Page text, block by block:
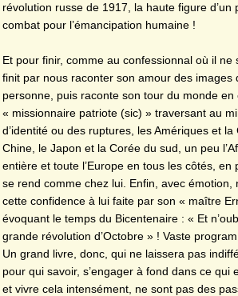
révolution russe de 1917, la haute figure d’un
combat pour l’émancipation humaine !
Et pour finir, comme au confessionnal où il ne
finit par nous raconter son amour des images
personne, puis raconte son tour du monde en
« missionnaire patriote (sic) » traversant au
d’identité ou des ruptures, les Amériques et
Chine, le Japon et la Corée du sud, un peu
entière et toute l’Europe en tous les côtés, en
se rend comme chez lui. Enfin, avec émotion,
cette confidence à lui faite par son « maître
évoquant le temps du Bicentenaire : « Et
grande révolution d’Octobre » ! Vaste
Un grand livre, donc, qui ne laissera pas
pour qui savoir, s’engager à fond dans ce qui
et vivre cela intensément, ne sont pas des